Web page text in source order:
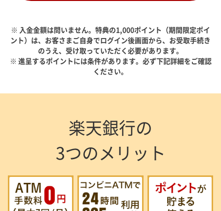
※ 入金金額は問いません。特典の1,000ポイント（期間限定ポイ
ント）は、お客さまご自身でログイン後画面から、お受取手続き
のうえ、受け取っていただく必要があります。
※ 進呈するポイントには条件があります。必ず下記詳細をご確認
ください。
楽天銀行の
3つのメリット